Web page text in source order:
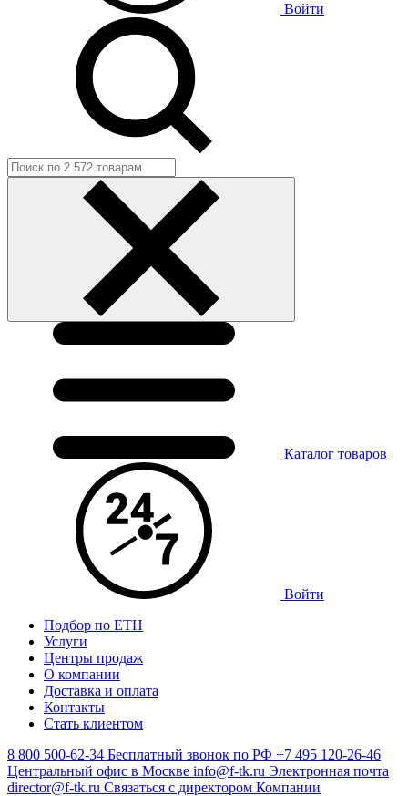
Войти
Каталог товаров
Войти
Подбор по ЕТН
Услуги
Центры продаж
О компании
Доставка и оплата
Контакты
Стать клиентом
8 800 500-62-34 Бесплатный звонок по РФ +7 495 120-26-46
Центральный офис в Москве info@f-tk.ru Электронная почта
director@f-tk.ru Связаться с директором Компании